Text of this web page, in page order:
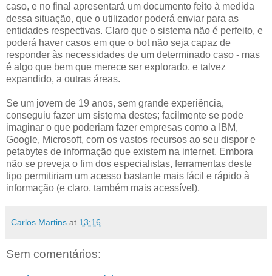
caso, e no final apresentará um documento feito à medida
dessa situação, que o utilizador poderá enviar para as
entidades respectivas. Claro que o sistema não é perfeito, e
poderá haver casos em que o bot não seja capaz de
responder às necessidades de um determinado caso - mas
é algo que bem que merece ser explorado, e talvez
expandido, a outras áreas.
Se um jovem de 19 anos, sem grande experiência,
conseguiu fazer um sistema destes; facilmente se pode
imaginar o que poderiam fazer empresas como a IBM,
Google, Microsoft, com os vastos recursos ao seu dispor e
petabytes de informação que existem na internet. Embora
não se preveja o fim dos especialistas, ferramentas deste
tipo permitiriam um acesso bastante mais fácil e rápido à
informação (e claro, também mais acessível).
Carlos Martins at 13:16
Sem comentários: